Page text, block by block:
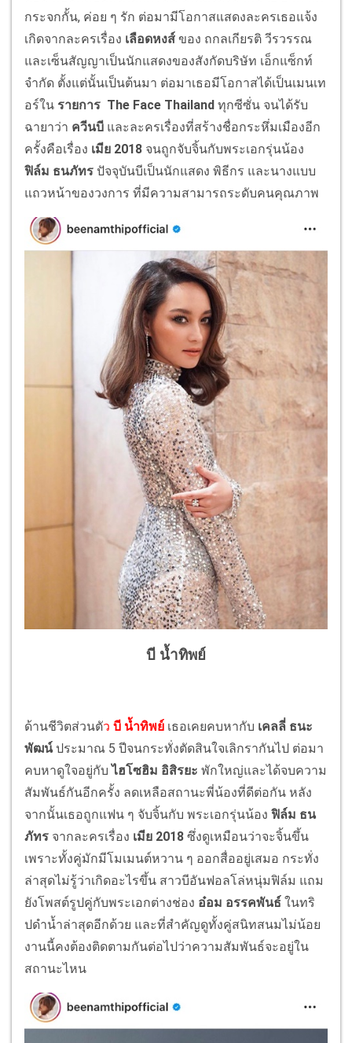
กระจกกั้น, ค่อย ๆ รัก ต่อมามีโอกาสแสดงละครเธอแจ้ง
เกิดจากละครเรื่อง เลือดหงส์ ของ ถกลเกียรติ วีรวรรณ
และเซ็นสัญญาเป็นนักแสดงของสังกัดบริษัท เอ็กแซ็กท์
จำกัด ตั้งแต่นั้นเป็นต้นมา ต่อมาเธอมีโอกาสได้เป็นเมนเท
อร์ใน รายการ The Face Thailand ทุกซีซั่น จนได้รับ
ฉายาว่า ควีนบี และละครเรื่องที่สร้างชื่อกระหึ่มเมืองอีก
ครั้งคือเรื่อง เมีย 2018 จนถูกจับจิ้นกับพระเอกรุ่นน้อง
ฟิล์ม ธนภัทร ปัจจุบันบีเป็นนักแสดง พิธีกร และนางแบบ
แถวหน้าของวงการ ที่มีความสามารถระดับคนคุณภาพ
บี น้ำทิพย์
ด้านชีวิตส่วนตัว บี น้ำทิพย์ เธอเคยคบหากับ เคลลี่ ธนะ
พัฒน์ประมาณ 5 ปีจนกระทั่งตัดสินใจเลิกรากันไป ต่อมา
คบหาดูใจอยู่กับไฮโซฮิม อิสิรยะ พักใหญ่และได้จบความ
สัมพันธ์กันอีกครั้ง ลดเหลือสถานะพี่น้องที่ดีต่อกัน หลัง
จากนั้นเธอถูกแฟน ๆ จับจิ้นกับ พระเอกรุ่นน้อง ฟิล์ม ธน
ภัทร จากละครเรื่อง เมีย 2018 ซึ่งดูเหมือนว่าจะจิ้นขึ้น
เพราะทั้งคู่มักมีโมเมนต์หวาน ๆ ออกสื่ออยู่เสมอ กระทั่ง
ล่าสุดไม่รู้ว่าเกิดอะไรขึ้น สาวบีอันฟอลโล่หนุ่มฟิล์ม แถม
ยังโพสต์รูปคู่กับพระเอกต่างช่อง อ๋อม อรรคพันธ์ ในทริ
ปดำน้ำล่าสุดอีกด้วย และที่สำคัญดูทั้งคู่สนิทสนมไม่น้อย
งานนี้คงต้องติดตามกันต่อไปว่าความสัมพันธ์จะอยู่ใน
สถานะไหน